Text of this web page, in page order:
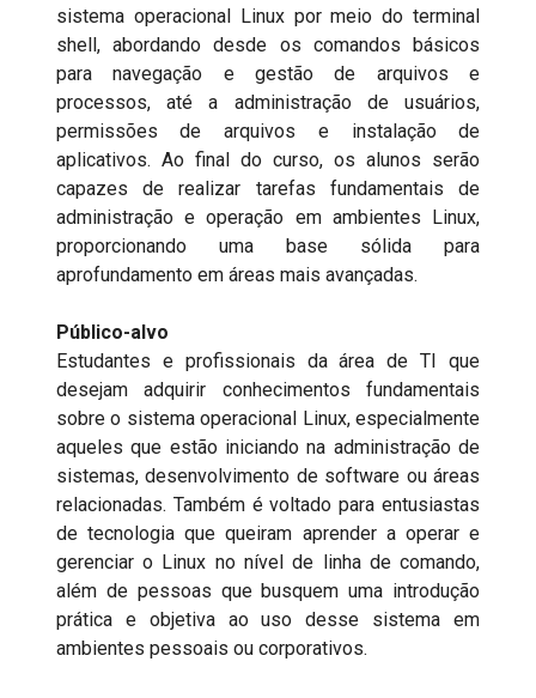
sistema operacional Linux por meio do terminal
shell, abordando desde os comandos básicos
para navegação e gestão de arquivos e
processos, até a administração de usuários,
permissões de arquivos e instalação de
aplicativos. Ao final do curso, os alunos serão
capazes de realizar tarefas fundamentais de
administração e operação em ambientes Linux,
proporcionando uma base sólida para
aprofundamento em áreas mais avançadas.
Público-alvo
Estudantes e profissionais da área de TI que
desejam adquirir conhecimentos fundamentais
sobre o sistema operacional Linux, especialmente
aqueles que estão iniciando na administração de
sistemas, desenvolvimento de software ou áreas
relacionadas. Também é voltado para entusiastas
de tecnologia que queiram aprender a operar e
gerenciar o Linux no nível de linha de comando,
além de pessoas que busquem uma introdução
prática e objetiva ao uso desse sistema em
ambientes pessoais ou corporativos.